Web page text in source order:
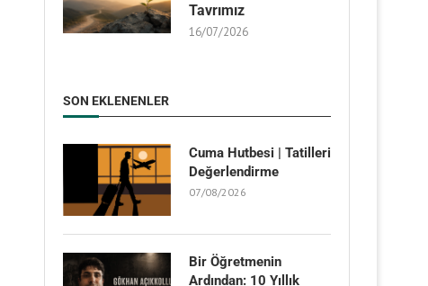
Tavrımız
16/07/2026
SON EKLENENLER
Cuma Hutbesi | Tatilleri
Değerlendirme
07/08/2026
Bir Öğretmenin
Ardından: 10 Yıllık